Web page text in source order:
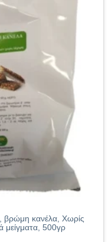
βρώμη κανέλα, Χωρίς
μείγματα, 500γρ